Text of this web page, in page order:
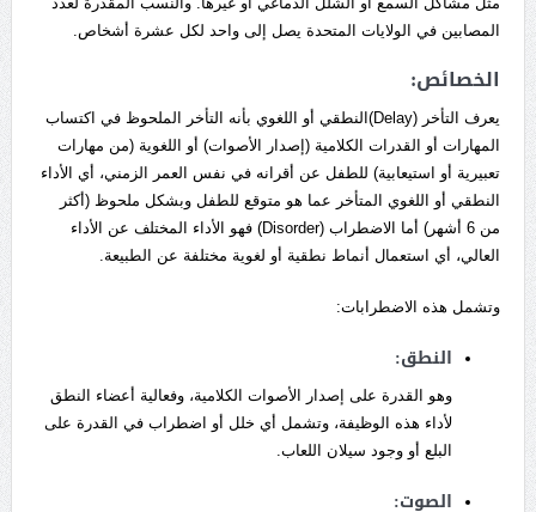
المصابين في الولايات المتحدة يصل إلى واحد لكل عشرة أشخاص.
الخصائص:
يعرف التأخر (Delay)النطقي أو اللغوي بأنه التأخر الملحوظ في اكتساب
المهارات أو القدرات الكلامية (إصدار الأصوات) أو اللغوية (من مهارات
تعبيرية أو استيعابية) للطفل عن أقرانه في نفس العمر الزمني، أي الأداء
النطقي أو اللغوي المتأخر عما هو متوقع للطفل وبشكل ملحوظ (أكثر
من 6 أشهر) أما الاضطراب (Disorder) فهو الأداء المختلف عن الأداء
العالي، أي استعمال أنماط نطقية أو لغوية مختلفة عن الطبيعة.
وتشمل هذه الاضطرابات:
النطق:
وهو القدرة على إصدار الأصوات الكلامية، وفعالية أعضاء النطق
لأداء هذه الوظيفة، وتشمل أي خلل أو اضطراب في القدرة على
البلع أو وجود سيلان اللعاب.
الصوت: